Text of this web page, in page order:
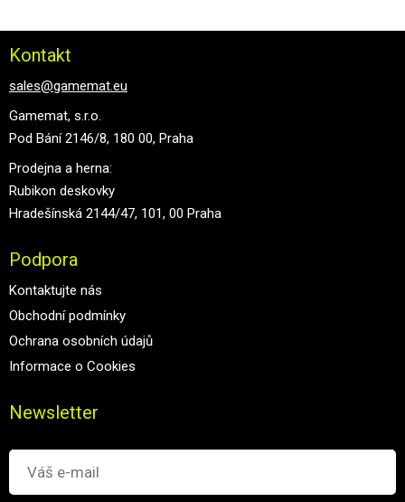
Kontakt
sales@gamemat.eu
Gamemat, s.r.o.
Pod Bání 2146/8, 180 00, Praha
Prodejna a herna:
Rubikon deskovky
Hradešínská 2144/47, 101, 00 Praha
Podpora
Kontaktujte nás
Obchodní podmínky
Ochrana osobních údajů
Informace o Cookies
Newsletter